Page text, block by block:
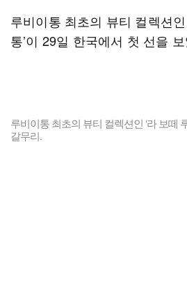
루비이통 최초의 뷰티 컬렉션
통’이 29일 한국에서 첫 선을
루비이통 최초의 뷰티 컬렉션인 ‘라 보떼
갈무리.